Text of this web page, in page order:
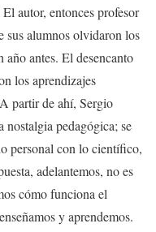
autor, entonces profesor
sus alumnos olvidaron los
año antes. El desencanto
los aprendizajes
partir de ahí, Sergio
pedagógica; se
personal con lo científico,
adelantemos, no es
cómo funciona el
y aprendemos.